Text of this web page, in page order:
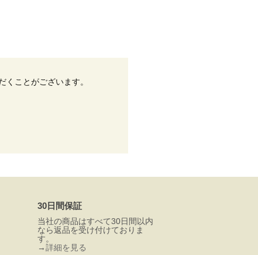
ことがございます。
30日間保証
当社の商品はすべて30日間以内
なら返品を受け付けておりま
す。
→詳細を見る